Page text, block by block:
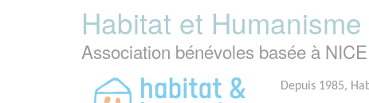
Habitat et
Association bénévoles basée à
Depuis 1985,